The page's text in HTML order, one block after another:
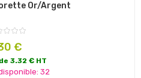
Or/Argent
€
3.32 € HT
32